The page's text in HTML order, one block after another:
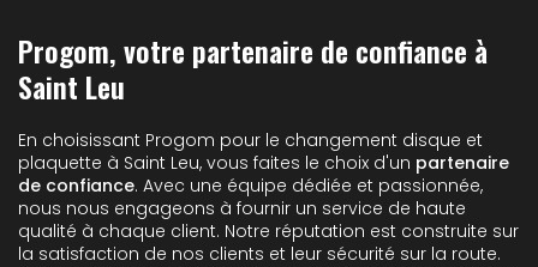
Progom, votre partenaire de confiance à
Saint Leu
En choisissant Progom pour le changement disque et
plaquette à Saint Leu, vous faites le choix d'un partenaire
de confiance. Avec une équipe dédiée et passionnée,
nous nous engageons à fournir un service de haute
qualité à chaque client. Notre réputation est construite sur
la satisfaction de nos clients et leur sécurité sur la route.